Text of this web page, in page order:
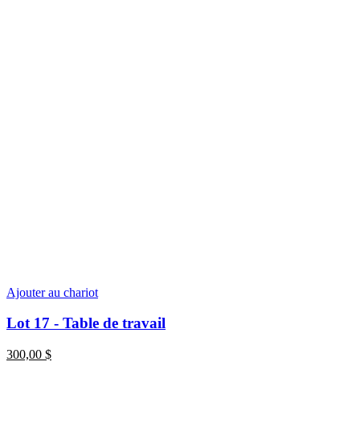
Ajouter au chariot
Lot 17 - Table de travail
300,00 $